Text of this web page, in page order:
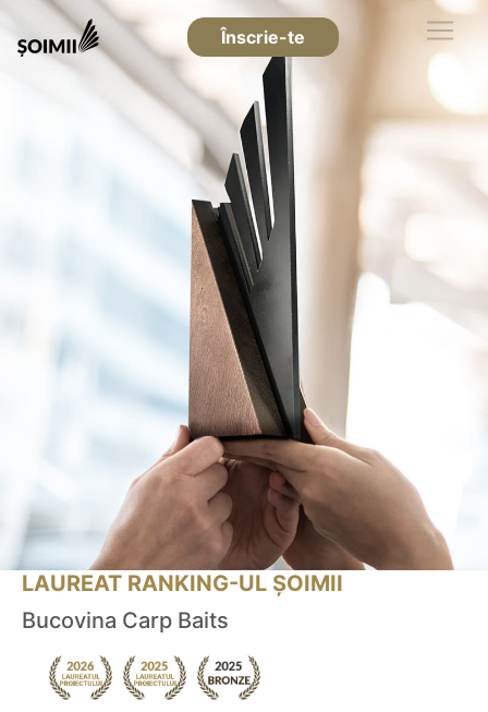
Înscrie-te
LAUREAT RANKING-UL ȘOIMII
Bucovina Carp Baits